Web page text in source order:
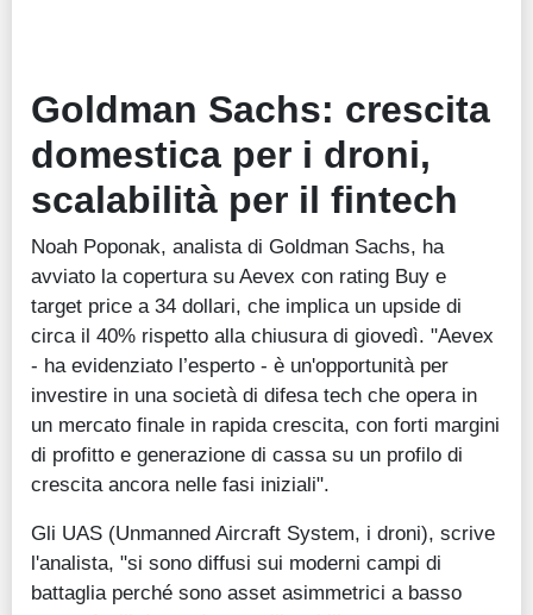
Goldman Sachs: crescita
domestica per i droni,
scalabilità per il fintech
Noah Poponak, analista di Goldman Sachs, ha
avviato la copertura su Aevex con rating Buy e
target price a 34 dollari, che implica un upside di
circa il 40% rispetto alla chiusura di giovedì. "Aevex
- ha evidenziato l’esperto - è un'opportunità per
investire in una società di difesa tech che opera in
un mercato finale in rapida crescita, con forti margini
di profitto e generazione di cassa su un profilo di
crescita ancora nelle fasi iniziali".
Gli UAS (Unmanned Aircraft System, i droni), scrive
l'analista, "si sono diffusi sui moderni campi di
battaglia perché sono asset asimmetrici a basso